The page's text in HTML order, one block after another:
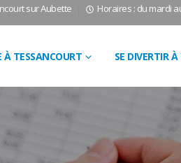
sur Aubette Horaires : du mardi
À TESSANCOURT SE DIVERTIR